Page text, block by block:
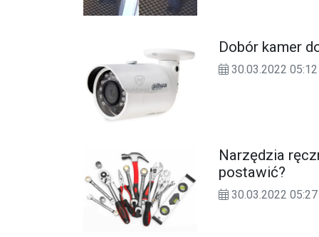
Dobór kamer
30.03.2022 05:12
Narzędzia
postawić?
30.03.2022 05:27